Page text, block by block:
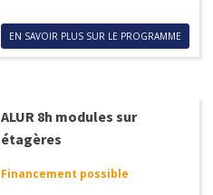
EN SAVOIR PLUS SUR LE PROGRAMME
ALUR 8h modules sur
étagères
Financement possible